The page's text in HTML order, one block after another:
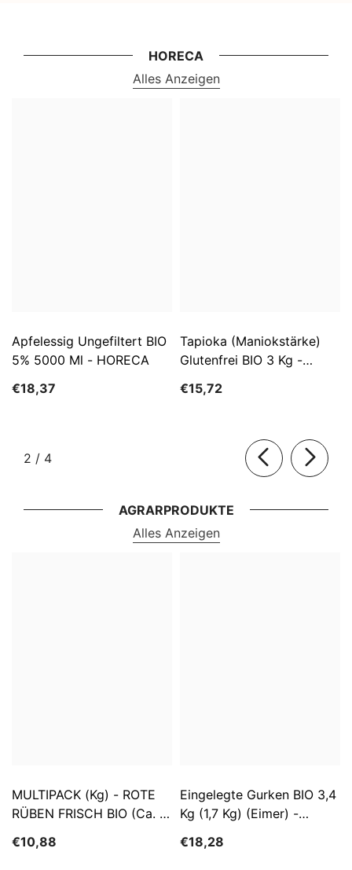
HORECA
Alles Anzeigen
Apfelessig Ungefiltert BIO
5% 5000 Ml - HORECA
€18,37
Tapioka (Maniokstärke)
Glutenfrei BIO 3 Kg -
€15,72
2 / von
4
AGRARPRODUKTE
Alles Anzeigen
MULTIPACK (kg) - ROTE
RÜBEN FRISCH BIO (ca. 5
€10,88
Eingelegte Gurken BIO 3,4
Kg (1,7 Kg) (Eimer) -
€18,28